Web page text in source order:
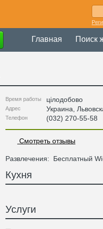
Главная Поиск
Время работы цілодобово
Адрес Украина
Телефон (032) 270-55-58
Смотреть отзывы
Развлечения: Бесплатный
Кухня
Услуги